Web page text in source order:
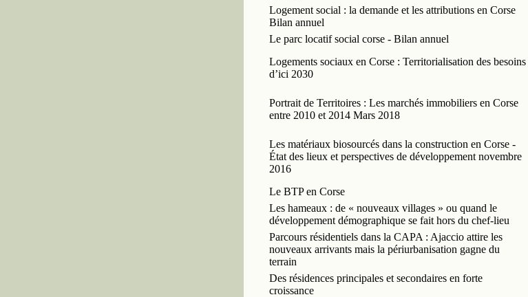
Logement social : la demande et les attributions en Corse
Bilan annuel
Le parc locatif social corse - Bilan annuel
Logements sociaux en Corse : Territorialisation des besoins
d’ici 2030
Portrait de Territoires : Les marchés immobiliers en Corse
entre 2010 et 2014 Mars 2018
Les matériaux biosourcés dans la construction en Corse -
État des lieux et perspectives de développement novembre
2016
Le BTP en Corse
Les hameaux : de « nouveaux villages » ou quand le
développement démographique se fait hors du chef-lieu
Parcours résidentiels dans la CAPA : Ajaccio attire les
nouveaux arrivants mais la périurbanisation gagne du
terrain
Des résidences principales et secondaires en forte
croissance